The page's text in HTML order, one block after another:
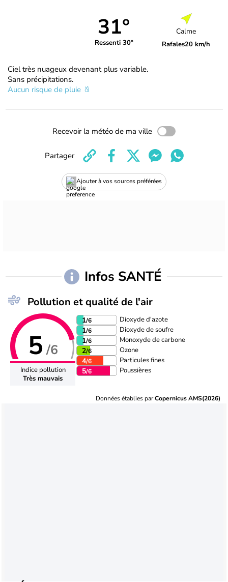
31°
Ressenti 30°
Calme
Rafales20 km/h
Ciel très nuageux devenant plus variable.
Sans précipitations.
Aucun risque de pluie
Recevoir la météo de ma ville
Ajouter à vos sources préférées
Partager
Infos SANTÉ
Pollution et qualité de l'air
5 /6
Indice pollution
Très mauvais
1/6 Dioxyde d'azote
1/6 Dioxyde de soufre
1/6 Monoxyde de carbone
2/6 Ozone
4/6 Particules fines
5/6 Poussières
Données établies parCopernicus AMS(2026)